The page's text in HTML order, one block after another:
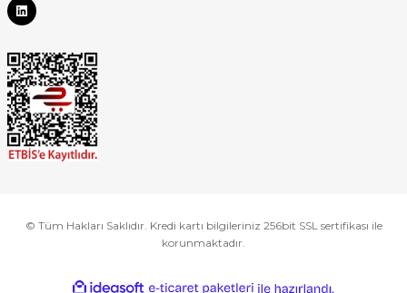
© Tüm Hakları Saklıdır. Kredi kartı bilgileriniz 256bit SSL sertifikası ile
korunmaktadır.
ideasoft e-